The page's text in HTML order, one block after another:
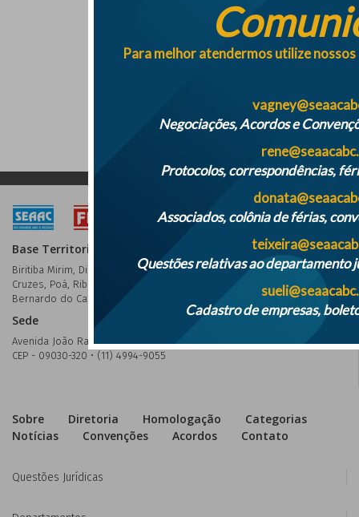
Para melhor atendermos utilize
Negociações, Acordos e
Protocolos, correspondências,
Associados, colônia de férias,
Questões relativas ao departamento
Cadastro de empresas,
Base Territorial
Biritiba Mirim, Diadema, Ferraz de Vasconcelos, Mauá, Mogi das
Cruzes, Poá, Ribeirão Pires, Rio Grande da Serra, Santo André, São
Bernardo do Campo, São Caetano do Sul e Suzano
Sede
Avenida João Ramalho, 52 - Vila Assunção - Santo André - São Paulo
CEP - 09030-320 • (11) 4994-9055
Sobre Diretoria Homologação
Categorias
Notícias
Convenções Acordos Contato
Questões Jurídicas